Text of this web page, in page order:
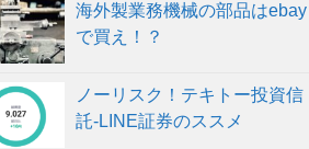
海外製業務機械の部品はebay
で買え！？
ノーリスク！テキトー投資信
託-LINE証券のススメ